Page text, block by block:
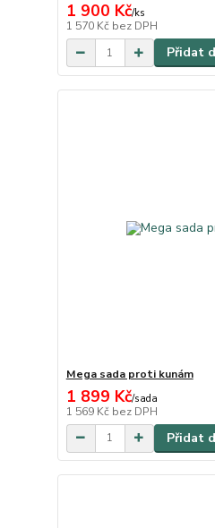
1 900 Kč/ks
1 570 Kč bez DPH
Přidat
Mega sada proti kunám
1 899 Kč/sada
1 569 Kč bez DPH
Přidat